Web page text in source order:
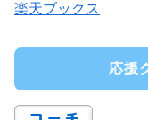
楽天ブックス
応援